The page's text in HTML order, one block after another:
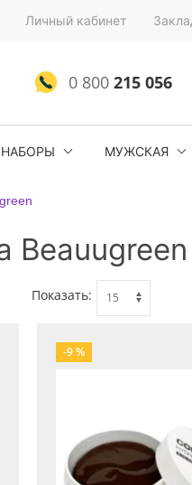
Личный кабинет
0 800215 056
НАБОРЫ МУЖСКАЯ
Beauugreen
Показать:
-9 %